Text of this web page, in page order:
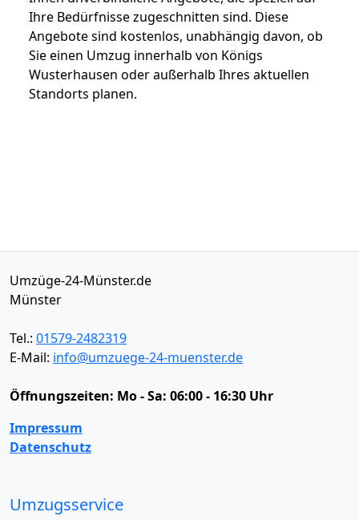
Ihre Bedürfnisse zugeschnitten sind. Diese
Angebote sind kostenlos, unabhängig davon, ob
Sie einen Umzug innerhalb von Königs
Wusterhausen oder außerhalb Ihres aktuellen
Standorts planen.
Umzüge-24-Münster.de
Münster
Tel.: 01579-2482319
E-Mail: info@umzuege-24-muenster.de
Öffnungszeiten: Mo - Sa: 06:00 - 16:30 Uhr
Impressum
Datenschutz
Umzugsservice